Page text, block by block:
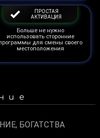
ПРОСТАЯ
АКТИВАЦИЯ
Больше не нужно
использовать сторонние
для смены своего
местоположения
БОГАТСТВА